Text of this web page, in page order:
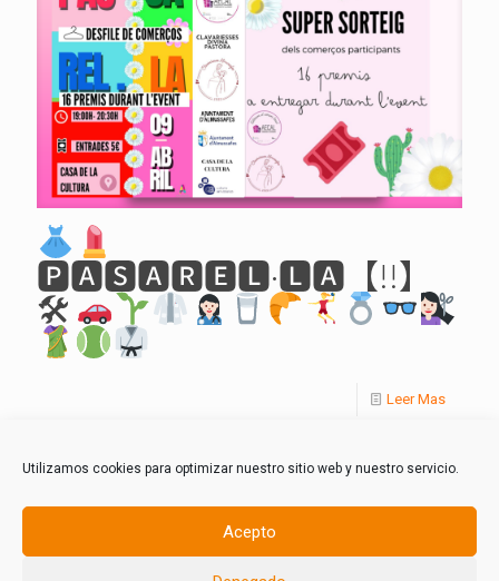
Utilizamos cookies para optimizar nuestro sitio web y nuestro servicio.
Acepto
🅿🅰🆂🅰🆁🅴🅻·🅻🅰【!!】
🛠
Leer Mas